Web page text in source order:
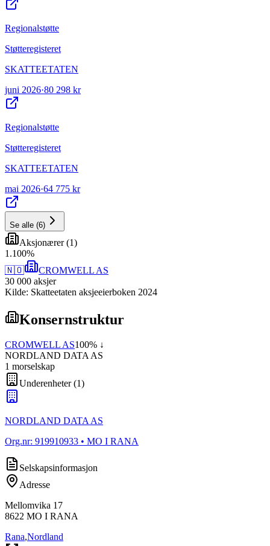
Regionalstøtte
Støtteregisteret
SKATTEETATEN
juni 2026·80 298 kr
Regionalstøtte
Støtteregisteret
SKATTEETATEN
mai 2026·64 775 kr
Se alle (6)
Aksjonærer(1)
1 .100%
🇳🇴
CROMWELL AS
30 000 aksjer
Kilde: Skatteetaten aksjeeierboken 2024
Konsernstruktur
CROMWELL AS100% ↓
NORDLAND DATA AS
1 morselskap
Underenheter(1)
NORDLAND DATA AS
Org.nr: 919910933 • MO I RANA
Selskapsinformasjon
Adresse
Mellomvika 17
8622 MO I RANA
Rana,Nordland